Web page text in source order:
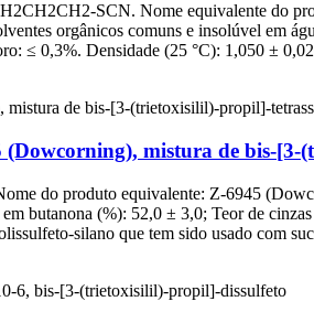
SCN. Nome equivalente do
orgânicos comuns e insolúvel em
≤ 0,3%. Densidade (25 °C): 1,050 ±
mistura de bis-
do produto equivalente: Z-6945
butanona (%): 52,0 ± 3,0; Teor de
silano que tem sido usado com